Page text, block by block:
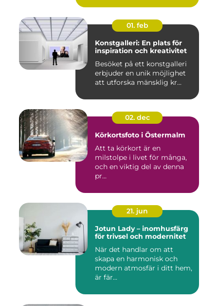
01. feb
Konstgalleri: En plats för
inspiration och kreativitet
Besöket på ett konstgalleri
erbjuder en unik möjlighet
att utforska mänsklig kr...
02. dec
Körkortsfoto i Östermalm
Att ta körkort är en
milstolpe i livet för många,
och en viktig del av denna
pr...
21. jun
Jotun Lady – inomhusfärg
för trivsel och modernitet
När det handlar om att
skapa en harmonisk och
modern atmosfär i ditt hem,
är fär...